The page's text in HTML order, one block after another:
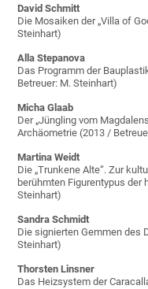
David Schmitt
Die Mosaiken der „Villa of
Steinhart)
Alla Stepanova
Das Programm der
Betreuer: M. Steinhart)
Micha Glaab
Der „Jüngling vom
Archäometrie (2013 /
Martina Weidt
Die „Trunkene Alte“. Zur
berühmten Figurentypus der
Steinhart)
Sandra Schmidt
Die signierten Gemmen des
Steinhart)
Thorsten Linsner
Das Heizsystem der